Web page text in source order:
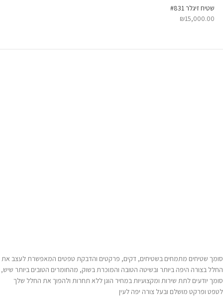
שטיח זיגלר #831
₪15,000.00
סומך שטיחים מתמחים בשטיחים, דקים, פרקטים והדבקת טפטים המאפשרת לעצב את
החלל בצורה היפה ביותר ובשיטה הטובה והמוכרת בשוק, מהחומרים הטובים ביותר שיש,
סומך יודעים לתת שירות ומקצועיות במחיר הוגן ללא תחרות ולהפוך את החלל שלך
לטפט ופרקט מושלם ובעל צורה יפה לעין